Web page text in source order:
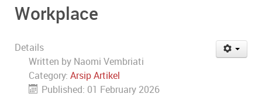
Workplace
Details
Written by Naomi Vembriati
Category: Arsip Artikel
Published: 01 February 2026